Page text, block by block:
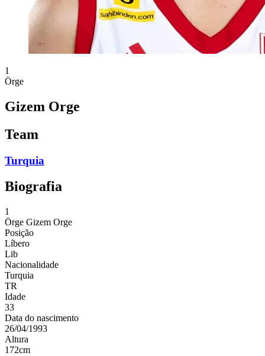
1
Örge
Gizem Orge
Team
Turquia
Biografia
1
Örge Gizem Orge
Posição
Líbero
Lib
Nacionalidade
Turquia
TR
Idade
33
Data do nascimento
26/04/1993
Altura
172cm